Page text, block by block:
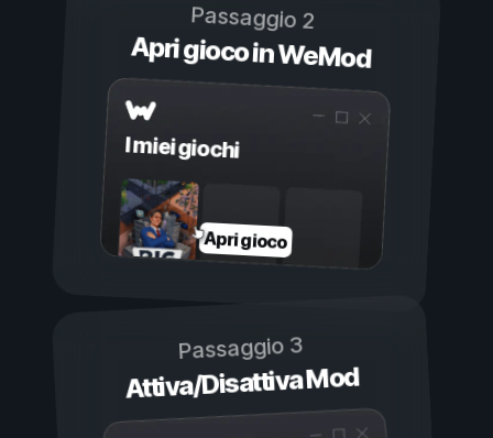
Passaggio 2
Apri gioco in WeMod
I miei giochi
Apri gioco
Passaggio 3
Attiva/Disattiva Mod